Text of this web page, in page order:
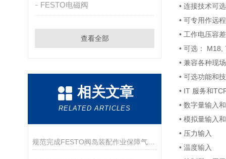
FESTO电磁阀
查看全部
相关文章
RELATED ARTICLES
规范完成FESTO阀岛装配作业保障气动控制系统精准响应
• 连接技术可
• 可专用作远
• 工作电压容
• 可选： M18,
• 兼容各种现
• 可选功能和
• IT 服务和
• 数字量输入
• 模拟量输入
• 压力输入
• 温度输入